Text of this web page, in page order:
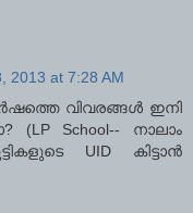
2013 at 7:28 AM
വിവരങ്ങള്‍ ഇനി
School-- നാലാം
UID കിട്ടാന്‍